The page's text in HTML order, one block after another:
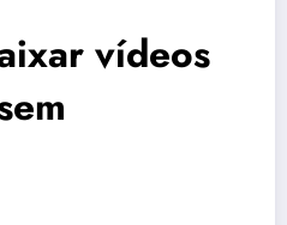
vídeos